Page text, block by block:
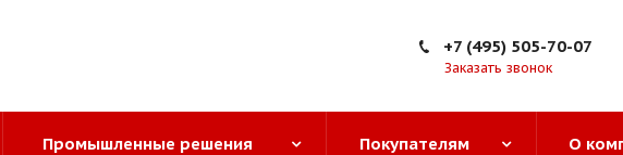
+7 (495) 505-70-07
Заказать звонок
Промышленные решения Покупателям О